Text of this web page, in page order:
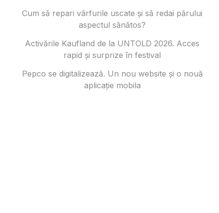
Cum să repari vârfurile uscate și să redai părului
aspectul sănătos?
Activările Kaufland de la UNTOLD 2026. Acces
rapid și surprize în festival
Pepco se digitalizează. Un nou website și o nouă
aplicație mobila